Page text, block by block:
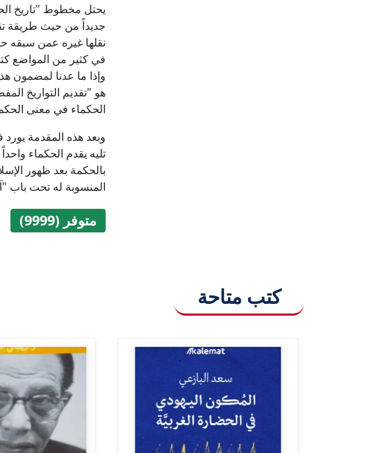
يحتل مخطوط "تاريخ
جديداً من حيث طريقة
نقلها غيره عمن سبقه
في كثير من المواضع
وإذا ما عدنا لمضمون
هو "تقديم التواريخ
الحكماء في معنى
وبعد هذه المقدمة
تليه يقدم الحكماء
بالحكمة بعد ظهور
المنسوبة له تحت باب
متوفر (9999)
كتب متاحة